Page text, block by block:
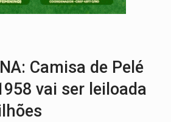
Cientistas cassados pelo AI-5 se tornam pesquisadores
Camisa de Pelé
vai ser leiloada